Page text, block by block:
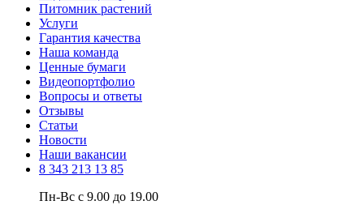
Питомник растений
Услуги
Гарантия качества
Наша команда
Ценные бумаги
Видеопортфолио
Вопросы и ответы
Отзывы
Статьи
Новости
Наши вакансии
8 343 213 13 85
Пн-Вс с 9.00 до 19.00